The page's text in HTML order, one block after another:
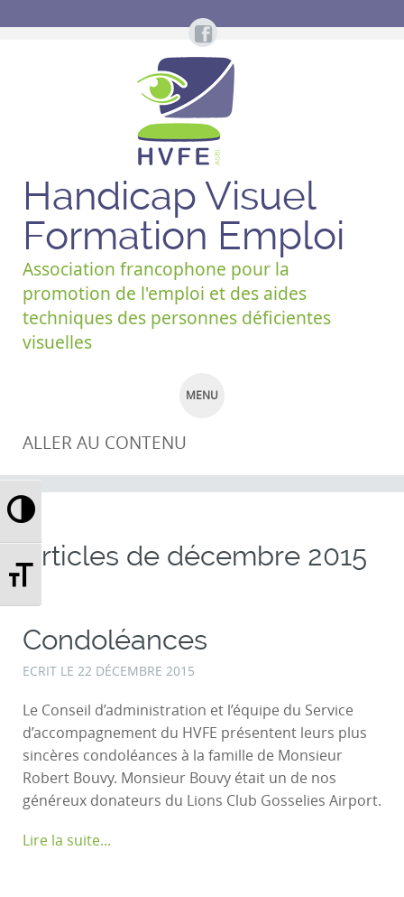
Passer en contraste élevé
Changer la taille de la police
Handicap Visuel
Formation Emploi
Association francophone pour la
promotion de l'emploi et des aides
techniques des personnes déficientes
visuelles
MENU
ALLER AU CONTENU
Articles de décembre 2015
Condoléances
ECRIT LE 22 DÉCEMBRE 2015
Le Conseil d’administration et l’équipe du Service
d’accompagnement du HVFE présentent leurs plus
sincères condoléances à la famille de Monsieur
Robert Bouvy. Monsieur Bouvy était un de nos
généreux donateurs du Lions Club Gosselies Airport.
Lire la suite...